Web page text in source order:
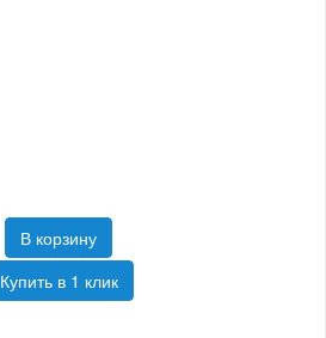
В корзину
Купить в 1 клик